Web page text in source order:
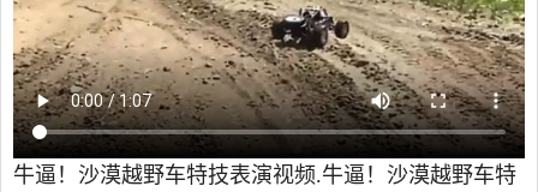
牛逼！沙漠越野车特技表演视频.牛逼！沙漠越野车特